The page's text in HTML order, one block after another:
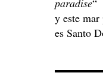
y este
es Santo